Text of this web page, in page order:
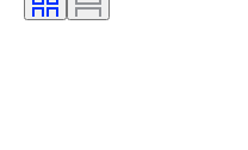
Idioma